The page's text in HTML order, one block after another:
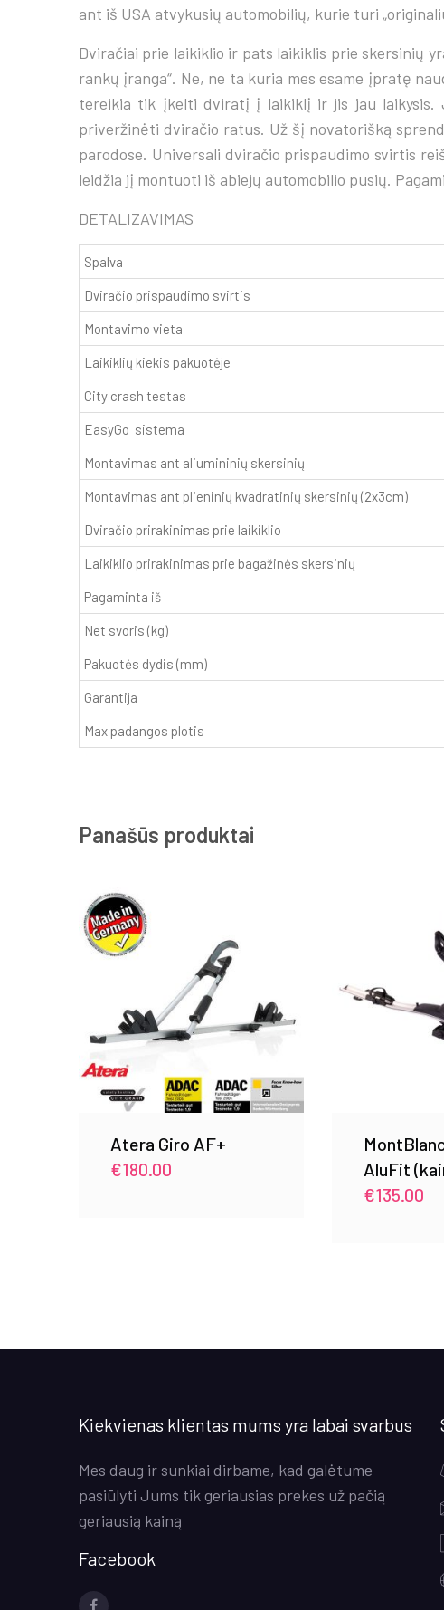
ant iš USA atvykusių automobilių, kurie turi
Dviračiai prie laikiklio ir pats laikiklis prie skersinių
rankų įranga“. Ne, ne ta kuria mes esame įpratę
tereikia tik įkelti dviratį į laikiklį ir jis jau
priveržinėti dviračio ratus. Už šį novatorišką
parodose. Universali dviračio prispaudimo svirtis
leidžia jį montuoti iš abiejų automobilio pusių.
DETALIZAVIMAS
Spalva
Dviračio prispaudimo svirtis
Montavimo vieta
Laikiklių kiekis pakuotėje
City crash testas
EasyGo sistema
Montavimas ant aliumininių skersinių
Montavimas ant plieninių kvadratinių skersinių (2x3cm)
Dviračio prirakinimas prie laikiklio
Laikiklio prirakinimas prie bagažinės skersinių
Pagaminta iš
Net svoris (kg)
Pakuotės dydis (mm)
Garantija
Max padangos plotis
Panašūs produktai
Atera Giro AF+
€180.00
AluFit
€135.00
Kiekvienas klientas mums yra labai svarbus
Mes daug ir sunkiai dirbame, kad galėtume
pasiūlyti Jums tik geriausias prekes už pačią
geriausią kainą
Facebook